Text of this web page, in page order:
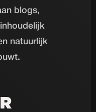
blogs,
natuurlijk